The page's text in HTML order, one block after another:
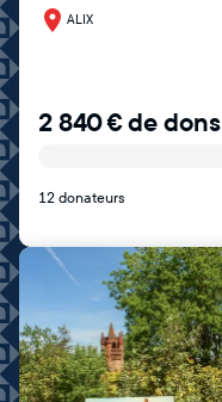
ALIX
2 840€de dons
12 donateurs